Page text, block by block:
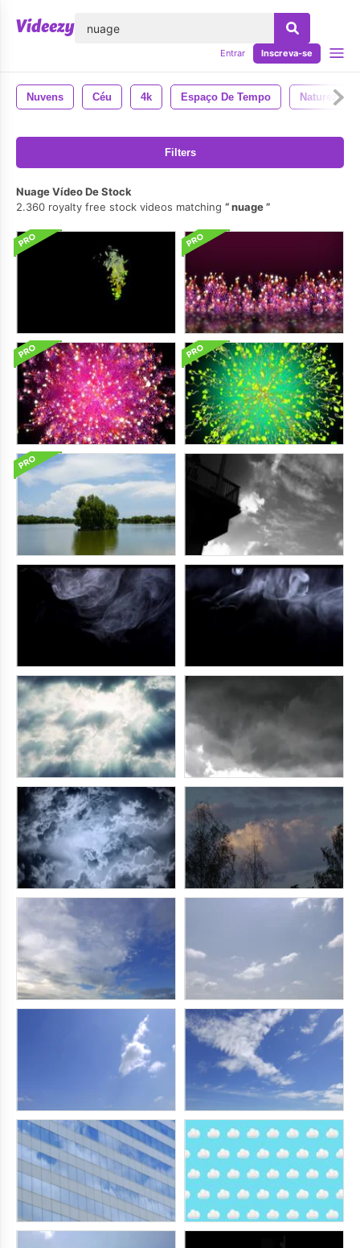
Entrar Inscreva-se
Nuvens Céu 4k Espaço De Tempo Natureza
Filters
Nuage Vídeo De Stock
2.360 royalty free stock videos matching
nuage